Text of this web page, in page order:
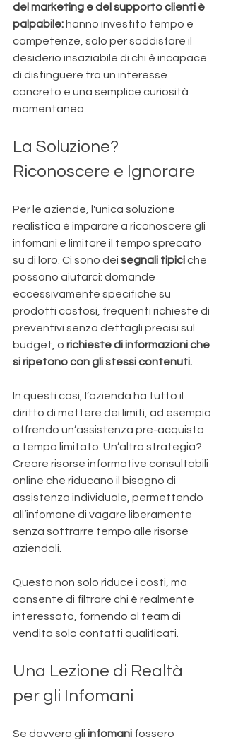
del marketing e del supporto clienti è
palpabile: hanno investito tempo e
competenze, solo per soddisfare il
desiderio insaziabile di chi è incapace
di distinguere tra un interesse
concreto e una semplice curiosità
momentanea.
La Soluzione?
Riconoscere e Ignorare
Per le aziende, l'unica soluzione
realistica è imparare a riconoscere gli
infomani e limitare il tempo sprecato
su di loro. Ci sono dei segnali tipici che
possono aiutarci: domande
eccessivamente specifiche su
prodotti costosi, frequenti richieste di
preventivi senza dettagli precisi sul
budget, o richieste di informazioni che
si ripetono con gli stessi contenuti.
In questi casi, l’azienda ha tutto il
diritto di mettere dei limiti, ad esempio
offrendo un’assistenza pre-acquisto
a tempo limitato. Un’altra strategia?
Creare risorse informative consultabili
online che riducano il bisogno di
assistenza individuale, permettendo
all’infomane di vagare liberamente
senza sottrarre tempo alle risorse
aziendali.
Questo non solo riduce i costi, ma
consente di filtrare chi è realmente
interessato, fornendo al team di
vendita solo contatti qualificati.
Una Lezione di Realtà
per gli Infomani
Se davvero gli infomani fossero